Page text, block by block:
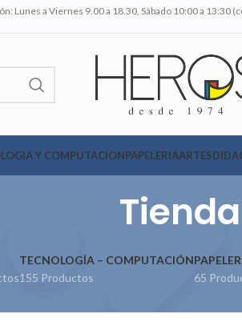
Lunes a Viernes 9.00 a 18.30, Sábado 10:00 a 13:30
Y COMPUTACIONPAPELERIAARTES
Tienda
TECNOLOGÍA – COMPUTACIÓN
155 Productos
65